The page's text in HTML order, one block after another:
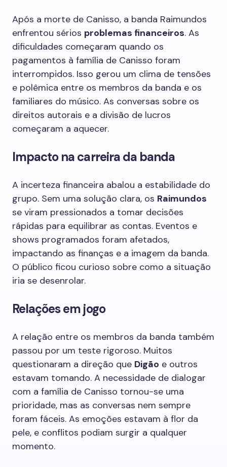
Após a morte de Canisso, a banda Raimundos
enfrentou sérios problemas financeiros. As
dificuldades começaram quando os
pagamentos à família de Canisso foram
interrompidos. Isso gerou um clima de tensões
e polêmica entre os membros da banda e os
familiares do músico. As conversas sobre os
direitos autorais e a divisão de lucros
começaram a aquecer.
Impacto na carreira da banda
A incerteza financeira abalou a estabilidade do
grupo. Sem uma solução clara, os Raimundos
se viram pressionados a tomar decisões
rápidas para equilibrar as contas. Eventos e
shows programados foram afetados,
impactando as finanças e a imagem da banda.
O público ficou curioso sobre como a situação
iria se desenrolar.
Relações em jogo
A relação entre os membros da banda também
passou por um teste rigoroso. Muitos
questionaram a direção que Digão e outros
estavam tomando. A necessidade de dialogar
com a família de Canisso tornou-se uma
prioridade, mas as conversas nem sempre
foram fáceis. As emoções estavam à flor da
pele, e conflitos podiam surgir a qualquer
momento.